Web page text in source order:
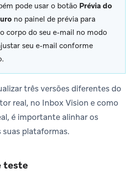
pode usar o botão Prévia do
no painel de prévia para
corpo do seu e-mail no modo
seu e-mail conforme
três versões diferentes do
real, no Inbox Vision e como
é importante alinhar os
plataformas.
teste